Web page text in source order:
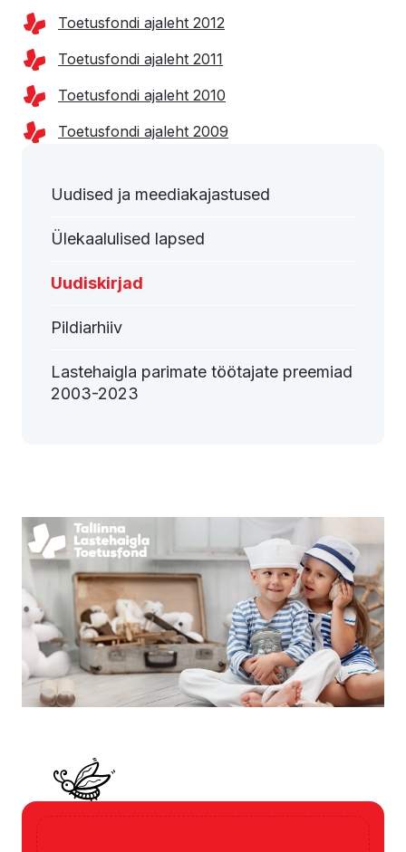
Uudised ja meediakajastused
Ülekaalulised lapsed
Uudiskirjad
Pildiarhiiv
Lastehaigla parimate töötajate preemiad
2003-2023
Toetusfondi ajaleht 2012
Toetusfondi ajaleht 2011
Toetusfondi ajaleht 2010
Toetusfondi ajaleht 2009